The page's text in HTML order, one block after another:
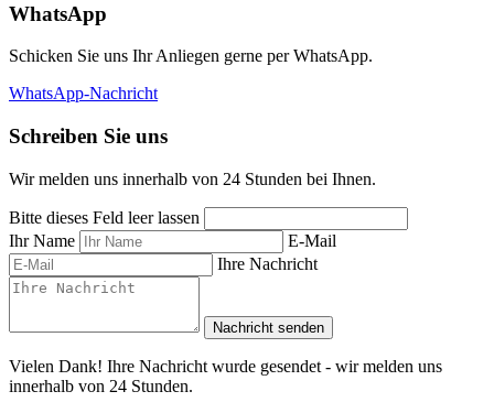
WhatsApp
Schicken Sie uns Ihr Anliegen gerne per WhatsApp.
WhatsApp-Nachricht
Schreiben Sie uns
Wir melden uns innerhalb von 24 Stunden bei Ihnen.
Bitte dieses Feld leer lassen
Ihr Name
E-Mail
Ihre Nachricht
Nachricht senden
Vielen Dank! Ihre Nachricht wurde gesendet - wir melden uns
innerhalb von 24 Stunden.